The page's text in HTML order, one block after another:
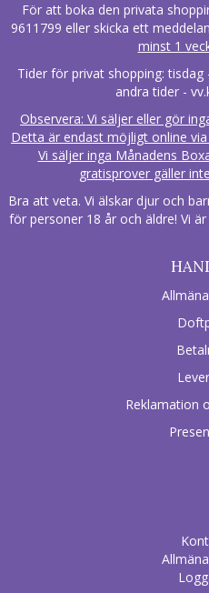
För att boka den privata
9611799 eller skicka ett
minst 1
Tider för privat shopping: tisdag
andra tider -
Observera: Vi säljer eller gör
Detta är endast möjligt online
Vi säljer inga Månadens
gratisprover gäller
Bra att veta. Vi älskar djur och
för personer 18 år och äldre! Vi
Reklamation